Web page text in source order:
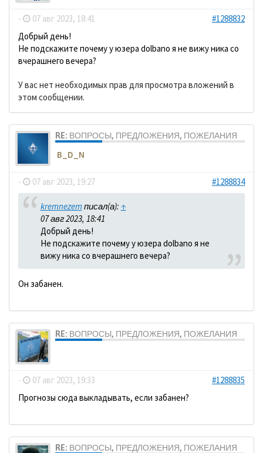
- 07 авг 2023, 18:41
#1288832
Добрый день!
Не подскажите почему у юзера dolbano я не вижу ника со
вчерашнего вечера?
У вас нет необходимых прав для просмотра вложений в
этом сообщении.
RE: ВОПРОСЫ, ПРЕДЛОЖЕНИЯ, ПОЖЕЛАНИЯ
B_D_N
- 07 авг 2023, 19:27 #1288834
kremnezemписал(а): ↑
07 авг 2023, 18:41
Добрый день!
Не подскажите почему у юзера dolbano я не
вижу ника со вчерашнего вечера?
Он забанен.
RE: ВОПРОСЫ, ПРЕДЛОЖЕНИЯ, ПОЖЕЛАНИЯ
- 07 авг 2023, 19:33
#1288835
Прогнозы сюда выкладывать, если забанен?
RE: ВОПРОСЫ, ПРЕДЛОЖЕНИЯ, ПОЖЕЛАНИЯ